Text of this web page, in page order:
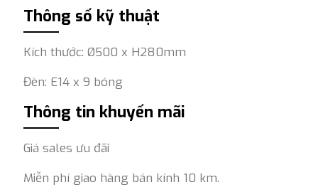
Thông số kỹ thuật
Kích thước: Ø500 x H280mm
Đèn: E14 x 9 bóng
Thông tin khuyến mãi
Giá sales ưu đãi
Miễn phí giao hàng bán kính 10 km.